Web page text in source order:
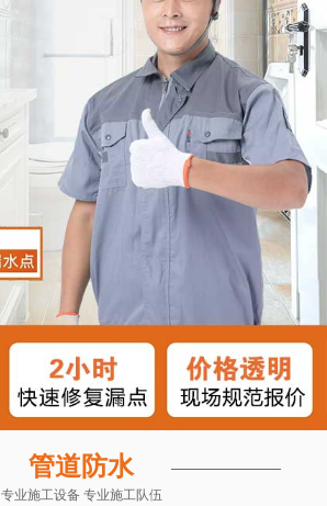
管道防水
专业施工设备 专业施工队伍